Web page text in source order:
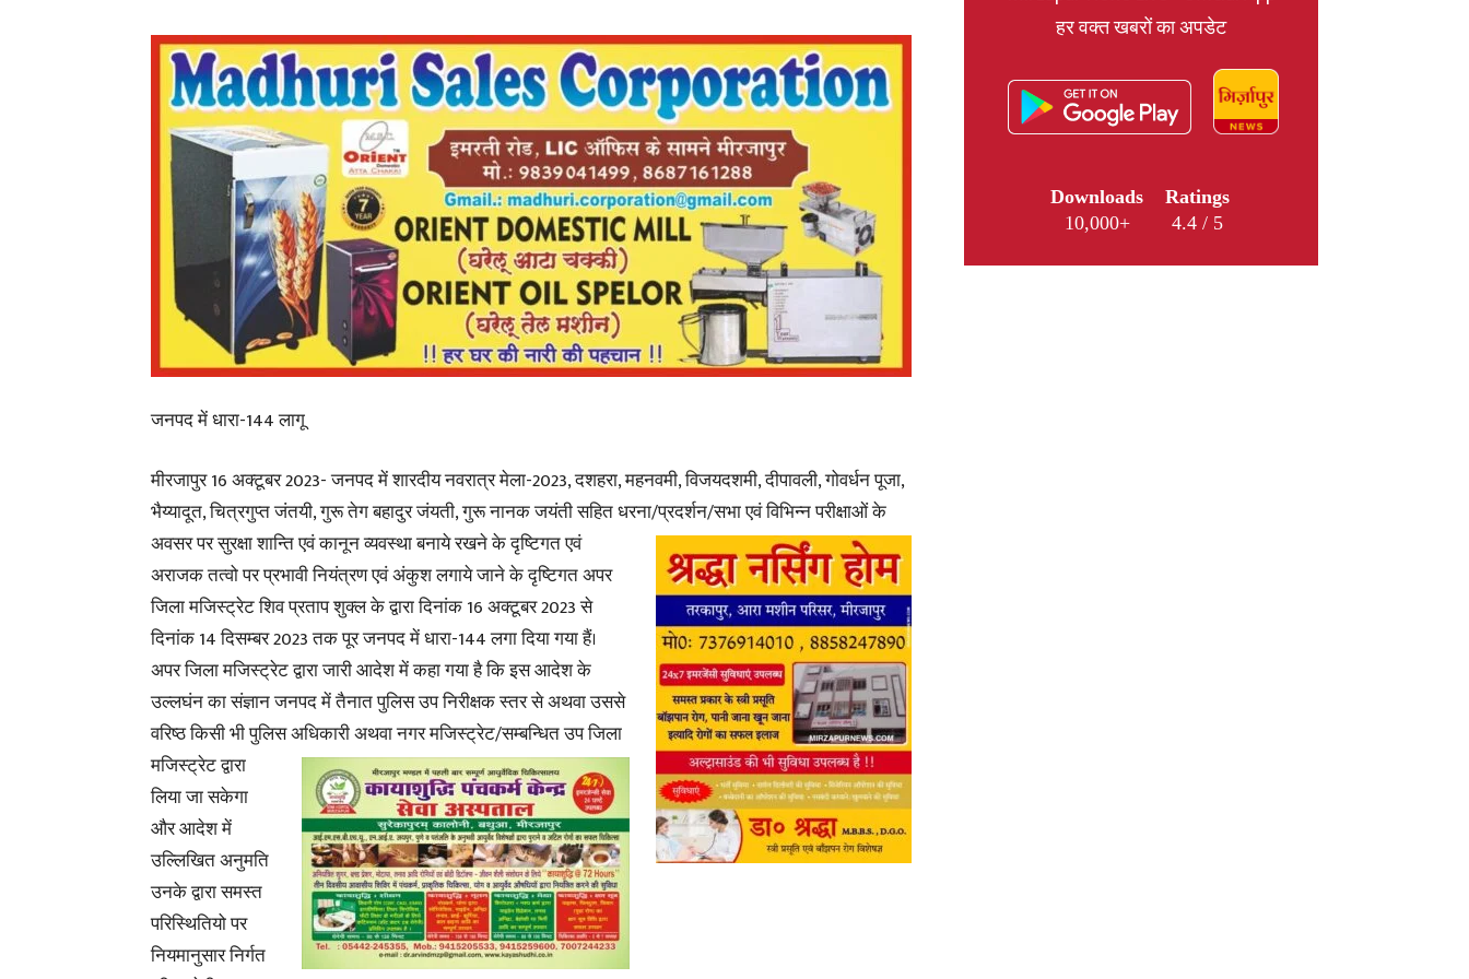
News,
Latest
in
Hindi,
Today
जनपद में धारा-144 लागू
मीरजापुर 16 अक्टूबर 2023- जनपद में शारदीय नवरात्र मेला-2023, दशहरा, महनवमी, विजयदशमी, दीपावली, गोवर्धन पूजा,
भैय्यादूत, चित्रगुप्त जंतयी, गुरू तेग बहादुर जंयती, गुरू नानक जयंती सहित धरना/प्रदर्शन/सभा एवं विभिन्न परीक्षाओं के
अवसर पर सुरक्षा शान्ति एवं कानून व्यवस्था बनाये रखने केदृष्टिगत एवं
अराजक तत्वो पर प्रभावी नियंत्रण एवं अंकुश लगाये जाने के दृष्टिगत अपर
जिला मजिस्ट्रेट शिव प्रताप शुक्ल के द्वारा दिनांक 16 अक्टूबर 2023 से
दिनांक 14 दिसम्बर 2023 तक पूर जनपद में धारा-144 लगा दिया गया हैं।
अपर जिला मजिस्ट्रेट द्वारा जारी आदेश में कहा गया है कि इस आदेश के
उल्लघंन का संज्ञान जनपद में तैनात पुलिस उप निरीक्षक स्तर से अथवा उससे
वरिष्ठ किसी भी पुलिस अधिकारी अथवा नगर मजिस्ट्रेट/सम्बन्धित उपजिला
मजिस्ट्रेट द्वारा
लिया जा सकेगा
और आदेश में
उल्लिखित अनुमति
उनके द्वारा समस्त
परिस्थितियो पर
नियमानुसार निर्गत
हर वक्त खबरों का अपडेट
Downloads
10,000+
Ratings
4.4 / 5